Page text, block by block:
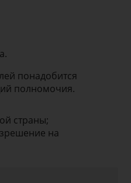
понадобится
полномочия.
страны;
на